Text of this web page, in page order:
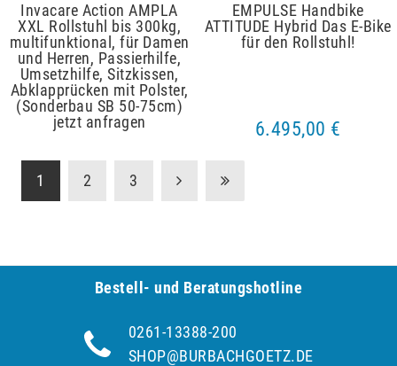
Invacare Action AMPLA
XXL Rollstuhl bis 300kg,
multifunktional, für Damen
und Herren, Passierhilfe,
Umsetzhilfe, Sitzkissen,
Abklapprücken mit Polster,
(Sonderbau SB 50-75cm)
jetzt anfragen
EMPULSE Handbike
ATTITUDE Hybrid Das E-Bike
für den Rollstuhl!
6.495,00 €
1 2 3
Bestell- und Be­ra­tungs­hot­line
0261-13388-200
SHOP@BURBACHGOETZ.DE